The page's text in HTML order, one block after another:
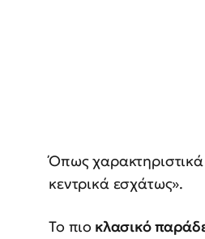
Όπως
κεντρικά εσχάτως».
Το πιο κλασικό